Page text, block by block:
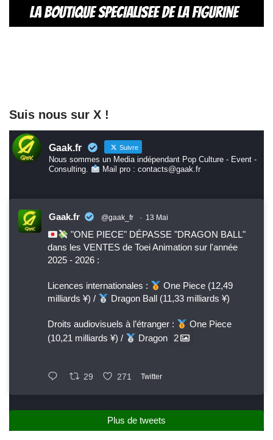
Suis nous sur X !
Gaak.fr Suivre
Nous sommes un Media indépendant Pop Culture - Event -
Consulting.
Mail pro : contacts@gaak.fr
Gaak.fr @gaak_fr · 13 Mai
"ONE PIECE" DÉPASSE "DRAGON BALL"
dans les VENTES de Toei Animation sur l'année
2025 - 2026 :
Licences internationales :
One Piece (12,49
milliards ¥) /
Dragon Ball (11,33 milliards ¥)
Droits audiovisuels à l’étranger :
One Piece
(10,21 milliards ¥) /
Dragon 2
29 271 Twitter
Plus de tweets